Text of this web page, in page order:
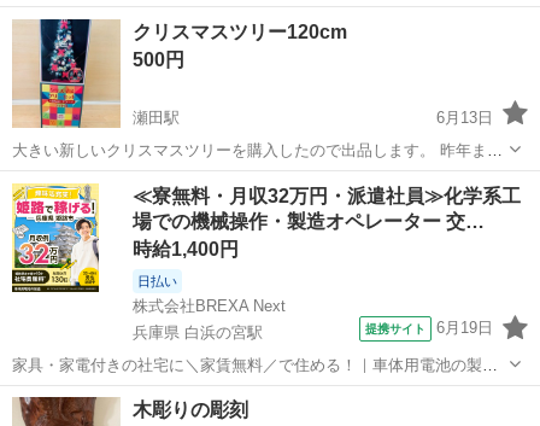
ご来店頂くと他の商品などもご覧頂けます！ ★大型★ ・鷲 イーグル
飛翔デザイン ・金属工芸 金属彫刻 ・オブジェ インテリア 置物 店舗
ディスプレイ ...
滋賀 湖南市 甲西駅 インテリア雑貨/小物
クリスマスツリー120cm
500円
瀬田駅
6月13日
大きい新しいクリスマスツリーを購入したので出品します。 昨年まで
普通に使用してました。
滋賀 大津市 瀬田駅 インテリア雑貨/小物
クリスマスツリー
≪寮無料・月収32万円・派遣社員≫化学系工
場での機械操作・製造オペレーター 交…
時給1,400円
日払い
株式会社BREXA Next
兵庫県 白浜の宮駅
提携サイト 6月19日
家具・家電付きの社宅に＼家賃無料／で住める！｜車体用電池の製造
｜未経験から月収例32万円♪｜さらに【年間休日130日】！ 人気の工場
のお仕事 ◇車体用電池の製造◇ 機械の操作、部品のセッティング、検
兵庫 姫路市 白浜の宮駅
木彫りの彫刻